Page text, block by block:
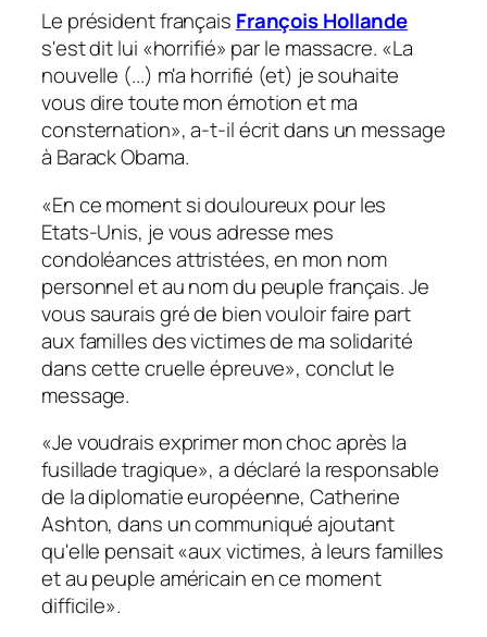
Le président français François Hollande
s'est dit lui «horrifié» par le massacre. «La
nouvelle (...) m'a horrifié (et) je souhaite
vous dire toute mon émotion et ma
consternation», a-t-il écrit dans un message
à Barack Obama.
«En ce moment si douloureux pour les
Etats-Unis, je vous adresse mes
condoléances attristées, en mon nom
personnel et au nom du peuple français. Je
vous saurais gré de bien vouloir faire part
aux familles des victimes de ma solidarité
dans cette cruelle épreuve», conclut le
message.
«Je voudrais exprimer mon choc après la
fusillade tragique», a déclaré la responsable
de la diplomatie européenne, Catherine
Ashton, dans un communiqué ajoutant
qu'elle pensait «aux victimes, à leurs familles
et au peuple américain en ce moment
difficile».